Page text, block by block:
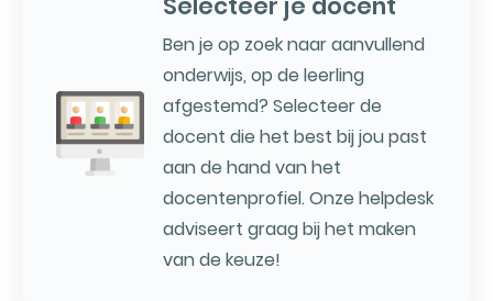
Ben je op zoek naar aanvullend
onderwijs, op de leerling
afgestemd? Selecteer de
docent die het best bij jou past
aan de hand van het
docentenprofiel. Onze helpdesk
adviseert graag bij het maken
van de keuze!